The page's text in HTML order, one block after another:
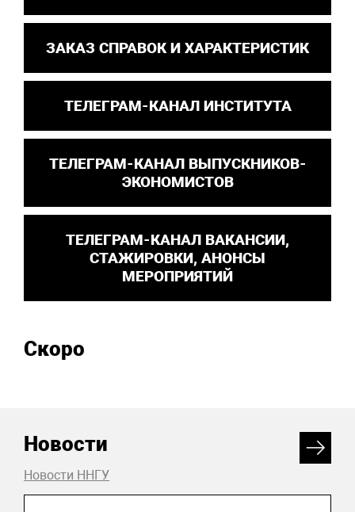
ЗАКАЗ СПРАВОК И ХАРАКТЕРИСТИК
ТЕЛЕГРАМ-КАНАЛ ИНСТИТУТА
ТЕЛЕГРАМ-КАНАЛ ВЫПУСКНИКОВ-
ЭКОНОМИСТОВ
ТЕЛЕГРАМ-КАНАЛ ВАКАНСИИ,
СТАЖИРОВКИ, АНОНСЫ
МЕРОПРИЯТИЙ
Скоро
Новости
Новости ННГУ